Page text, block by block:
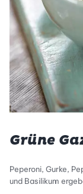
Grüne
Peperoni, Gurke,
und Basilikum